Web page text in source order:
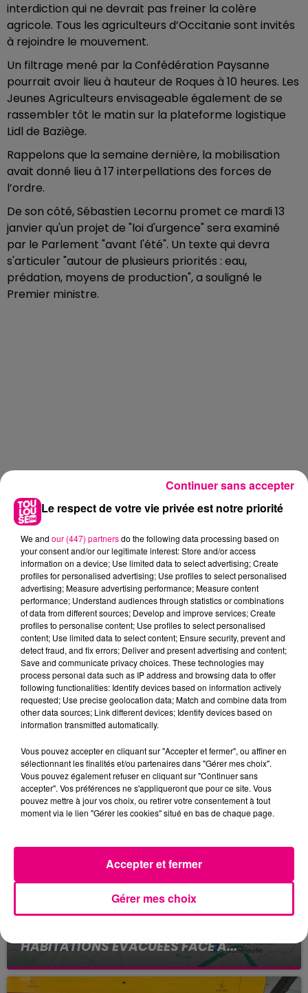
interdiction qui ne devrait pas freiner la colère
agricole. Tous les agriculteurs d’Occitanie sont invités
à rejoindre le mouvement.
Un filtrage mené par la Confédération Paysanne
pourrait avoir lieu à hauteur de Roques à 10 heures. Les
Jeunes Agriculteurs envisageable également de se
rassembler tôt le matin sur la plateforme logistique
Lidl de Baziège.
Rappelons que la semaine dernière, la mobilisation
avait donné lieu à 17 interpellations des forces de
l’ordre.
De son côté, Sébastien Lecornu promet ce mardi 13
janvier qu'un projet de "loi d'urgence" sera examiné
par le Parlement "avant l'été". Un texte qui devra
s'articuler "autour de plusieurs priorités : eau,
prédation, moyens de production", a souligné le
Premier ministre.
FILS D'ACTUS
24 juillet 2026
HABITATIONS ÉVACUÉES FACE À...
Alors que la Haute-Garonne est en vigilance
rouge pour risque très élevé de feux de forêt, un
Le respect de votre vie privée est notre priorité
We and our (447) partnersdo the following data processing based on
your consent and/or our legitimate interest: Store and/or access
information on a device; Use limited data to select advertising; Create
profiles for personalised advertising; Use profiles to select personalised
advertising; Measure advertising performance; Measure content
performance; Understand audiences through statistics or combinations
of data from different sources; Develop and improve services; Create
profiles to personalise content; Use profiles to select personalised
content; Use limited data to select content; Ensure security, prevent and
detect fraud, and fix errors; Deliver and present advertising and content;
Save and communicate privacy choices. These technologies may
process personal data such as IP address and browsing data to offer
following functionalities: Identify devices based on information actively
requested; Use precise geolocation data; Match and combine data from
other data sources; Link different devices; Identify devices based on
information transmitted automatically.
Vous pouvez accepter en cliquant sur "Accepter et fermer", ou affiner en
sélectionnant les finalités et/ou partenaires dans "Gérer mes choix".
Vous pouvez également refuser en cliquant sur "Continuer sans
accepter". Vos préférences ne s'appliqueront que pour ce site. Vous
pouvez mettre à jour vos choix, ou retirer votre consentement à tout
moment via le lien "Gérer les cookies" situé en bas de chaque page.
Gérer mes choix
Accepter et fermer
Continuer sans accepter